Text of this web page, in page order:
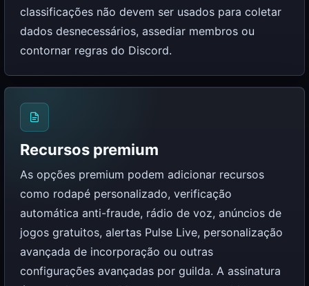
classificações não devem ser usados ​​para coletar
dados desnecessários, assediar membros ou
contornar regras do Discord.
Recursos premium
As opções premium podem adicionar recursos
como rodapé personalizado, verificação
automática anti-fraude, rádio de voz, anúncios de
jogos gratuitos, alertas Pulse Live, personalização
avançada de incorporação ou outras
configurações avançadas por guilda. A assinatura